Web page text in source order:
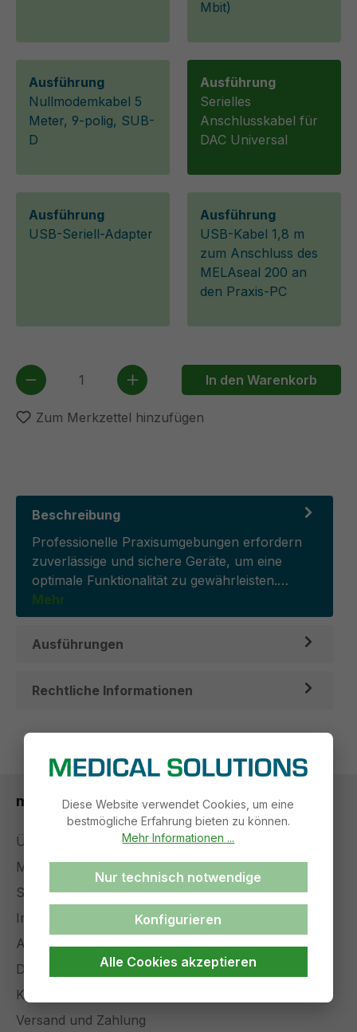
Mbit)
Ausführung
Nullmodemkabel 5
Meter, 9-polig, SUB-
D
Ausführung
Serielles
Anschlusskabel für
DAC Universal
Ausführung
USB-Seriell-Adapter
Ausführung
USB-Kabel 1,8 m
zum Anschluss des
MELAseal 200 an
den Praxis-PC
Produkt Anzahl: Gib den gewünschten
In den Warenkorb
Zum Merkzettel hinzufügen
Beschreibung
Professionelle Praxisumgebungen erfordern
zuverlässige und sichere Geräte, um eine
optimale Funktionalität zu gewährleisten.…
Mehr
Ausführungen
Rechtliche Informationen
medical solutions
Über uns
Management
Stellenangebote
Impressum
AGB
Datenschutz
Kontakt
Versand und Zahlung
Diese Website verwendet Cookies, um eine
bestmögliche Erfahrung bieten zu können.
Mehr Informationen ...
Nur technisch notwendige
Konfigurieren
Alle Cookies akzeptieren